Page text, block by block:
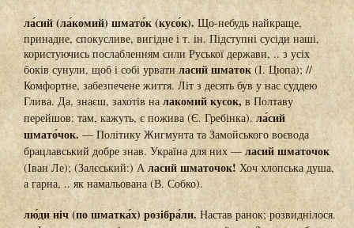
ла́сий (ла́комий) шмато́к (кусо́к). Що-небудь найкраще,
принадне, спокусливе, вигідне і т. ін. Підступні сусіди наші,
користуючись послабленням сили Руської держави, .. з усіх
боків сунули, щоб і собі урвати ласий шматок(І. Цюпа); //
Комфортне, забезпечене життя. Літ з десять був у нас суддею
Глива. Да, знаєш, захотів на лакомий кусок,в Полтаву
перейшов: там, кажуть, є пожива (Є. Гребінка). ла́сий
шмато́чок. — Політику Жигмунта та Замойського воєвода
брацлавський добре знав. Україна для них — ласий шматочок
(Іван Ле); (Залєський:) А ласий шматочок! Хоч хлопська душа,
а гарна, .. як намальована (В. Собко).
лю́ди ніч (по шматка́х) розібра́ли. Настав ранок; розвиднілося.